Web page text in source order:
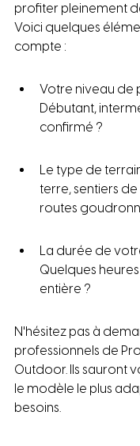
profiter pleinement
Voici quelques
compte :
Votre niveau de
Débutant,
confirmé ?
Le type de
terre, sentiers
routes
La durée de
Quelques
entière ?
N'hésitez pas à
professionnels de
Outdoor. Ils sauront
le modèle le plus
besoins.